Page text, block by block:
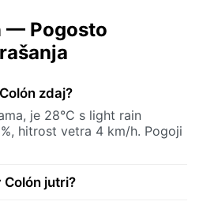
— Pogosto
zdaj?
je 28°C s light rain
hitrost vetra 4 km/h. Pogoji
Colón jutri?